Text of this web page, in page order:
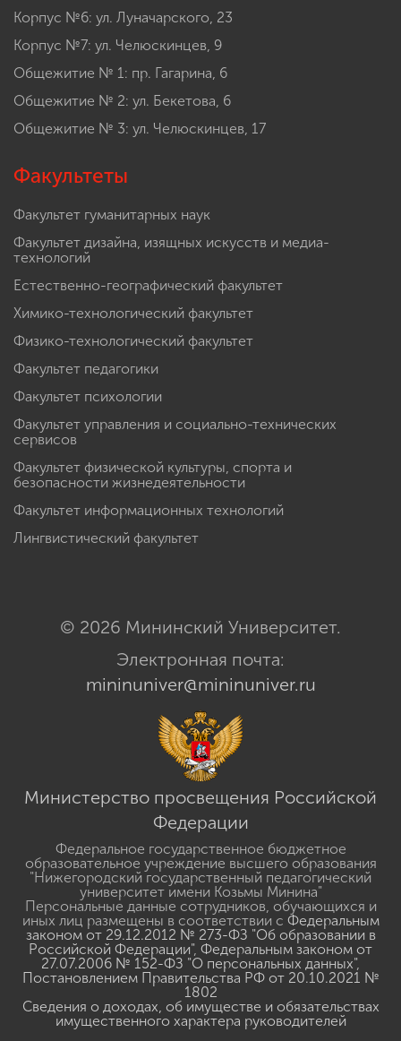
Корпус №6: ул. Луначарского, 23
Корпус №7: ул. Челюскинцев, 9
Общежитие № 1: пр. Гагарина, 6
Общежитие № 2: ул. Бекетова, 6
Общежитие № 3: ул. Челюскинцев, 17
Факультеты
Факультет гуманитарных наук
Факультет дизайна, изящных искусств и медиа-
технологий
Естественно-географический факультет
Химико-технологический факультет
Физико-технологический факультет
Факультет педагогики
Факультет психологии
Факультет управления и социально-технических
сервисов
Факультет физической культуры, спорта и
безопасности жизнедеятельности
Факультет информационных технологий
Лингвистический факультет
© 2026 Мининский Университет.
Электронная почта:
mininuniver@mininuniver.ru
Министерство просвещения Российской
Федерации
Федеральное государственное бюджетное
образовательное учреждение высшего образования
"Нижегородский государственный педагогический
университет имени Козьмы Минина"
Персональные данные сотрудников, обучающихся и
иных лиц размещены в соответствии с Федеральным
законом от 29.12.2012 № 273-ФЗ "Об образовании в
Российской Федерации", Федеральным законом от
27.07.2006 № 152-ФЗ "О персональных данных",
Постановлением Правительства РФ от 20.10.2021 №
1802
Сведения о доходах, об имуществе и обязательствах
имущественного характера руководителей